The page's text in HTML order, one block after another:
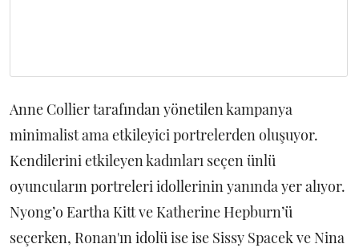
Anne Collier tarafından yönetilen kampanya
minimalist ama etkileyici portrelerden oluşuyor.
Kendilerini etkileyen kadınları seçen ünlü
oyuncuların portreleri idollerinin yanında yer alıyor.
Nyong’o Eartha Kitt ve Katherine Hepburn’ü
seçerken, Ronan'ın idolü ise ise Sissy Spacek ve Nina